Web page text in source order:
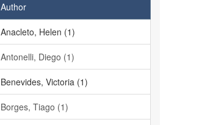
Author
Anacleto, Helen (1)
Antonelli, Diego (1)
Benevides, Victoria (1)
Borges, Tiago (1)